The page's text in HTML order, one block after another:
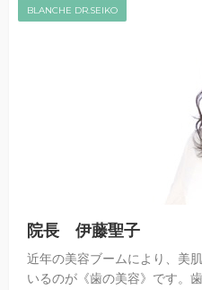
BLANCHE DR.SEIKO
院長 伊藤聖子
近年の美容ブームにより、美
いるのが《歯の美容》です。